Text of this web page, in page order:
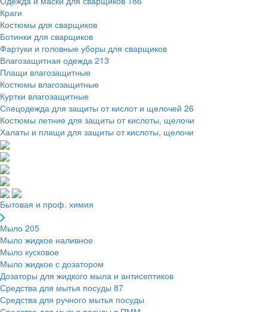
Краги
Костюмы для сварщиков
Ботинки для сварщиков
Фартуки и головные уборы для сварщиков
Влагозащитная одежда 213
Плащи влагозащитные
Костюмы влагозащитные
Куртки влагозащитные
Спецодежда для защиты от кислот и щелочей 26
Костюмы летние для защиты от кислоты, щелочи
Халаты и плащи для защиты от кислоты, щелочи
Бытовая и проф. химия
Мыло 205
Мыло жидкое наливное
Мыло кусковое
Мыло жидкое с дозатором
Дозаторы для жидкого мыла и антисептиков
Средства для мытья посуды 87
Средства для ручного мытья посуды